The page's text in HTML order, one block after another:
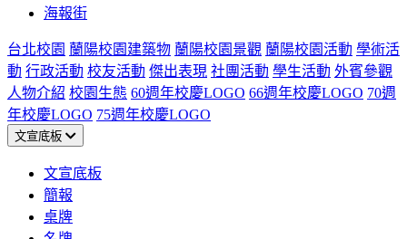
海報街
台北校園 蘭陽校園建築物 蘭陽校園景觀 蘭陽校園活動 學術活
動 行政活動 校友活動 傑出表現 社團活動 學生活動 外賓參觀
人物介紹 校園生態 60週年校慶LOGO 66週年校慶LOGO 70週
年校慶LOGO 75週年校慶LOGO
文宣底板
文宣底板
簡報
桌牌